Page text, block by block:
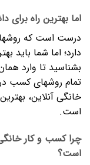
اما بهترین راه
درست است که
دارد؛ اما شما باید
بشناسید تا وارد
تمام روشهای کسب
خانگی آنلاین،
است.
چرا کسب و کار خانگی
است؟